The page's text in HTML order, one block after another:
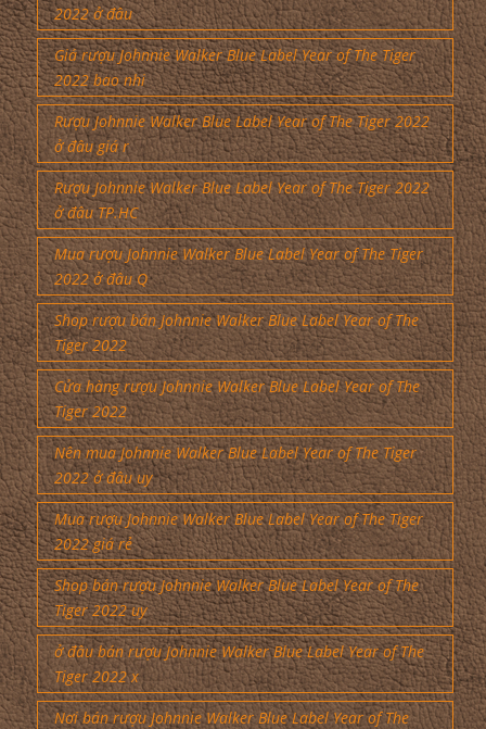
2022 ở đâu
Giá rượu Johnnie Walker Blue Label Year of The Tiger
2022 bao nhi
Rượu Johnnie Walker Blue Label Year of The Tiger 2022
ở đâu giá r
Rượu Johnnie Walker Blue Label Year of The Tiger 2022
ở đâu TP.HC
Mua rượu Johnnie Walker Blue Label Year of The Tiger
2022 ở đâu Q
Shop rượu bán Johnnie Walker Blue Label Year of The
Tiger 2022
Cửa hàng rượu Johnnie Walker Blue Label Year of The
Tiger 2022
Nên mua Johnnie Walker Blue Label Year of The Tiger
2022 ở đâu uy
Mua rượu Johnnie Walker Blue Label Year of The Tiger
2022 giá rẻ
Shop bán rượu Johnnie Walker Blue Label Year of The
Tiger 2022 uy
ở đâu bán rượu Johnnie Walker Blue Label Year of The
Tiger 2022 x
Nơi bán rượu Johnnie Walker Blue Label Year of The